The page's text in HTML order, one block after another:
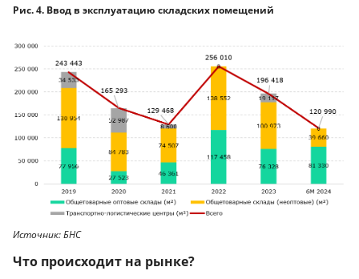
Рис. 4. Ввод в эксплуатацию складских помещений
Источник: БНС
Что происходит на рынке?